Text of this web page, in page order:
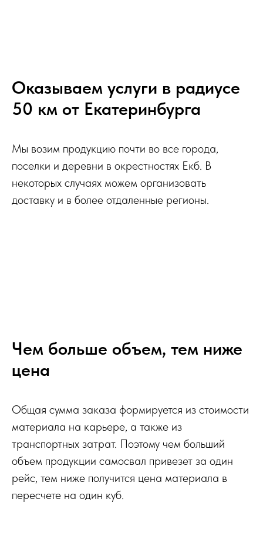
Оказываем услуги в радиусе
50 км от Екатеринбурга
Мы возим продукцию почти во все города,
поселки и деревни в окрестностях Екб. В
некоторых случаях можем организовать
доставку и в более отдаленные регионы.
Чем больше объем, тем ниже
цена
Общая сумма заказа формируется из стоимости
материала на карьере, а также из
транспортных затрат. Поэтому чем больший
объем продукции самосвал привезет за один
рейс, тем ниже получится цена материала в
пересчете на один куб.